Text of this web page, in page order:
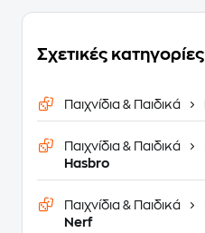
Σχετικές κατηγορίες
Παιχνίδια & Παιδικά
Παιχνίδια & Παιδικά
Hasbro
Παιχνίδια & Παιδικά
Nerf